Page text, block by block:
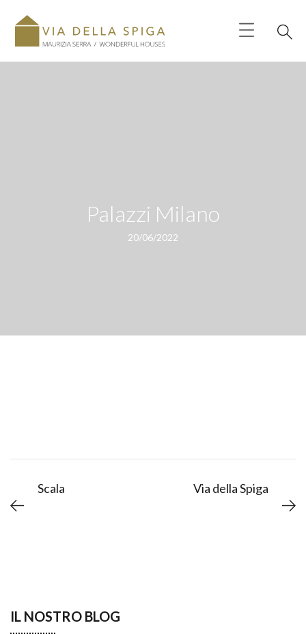
Palazzi Milano
20/06/2022
Scala Via della Spiga
IL NOSTRO BLOG